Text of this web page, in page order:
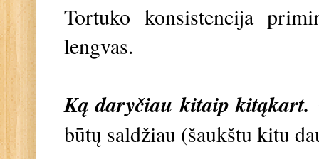
Tortuko konsistencija
lengvas.
Ką daryčiau kitaip kitąkart.
būtų saldžiau (šaukštu kitu